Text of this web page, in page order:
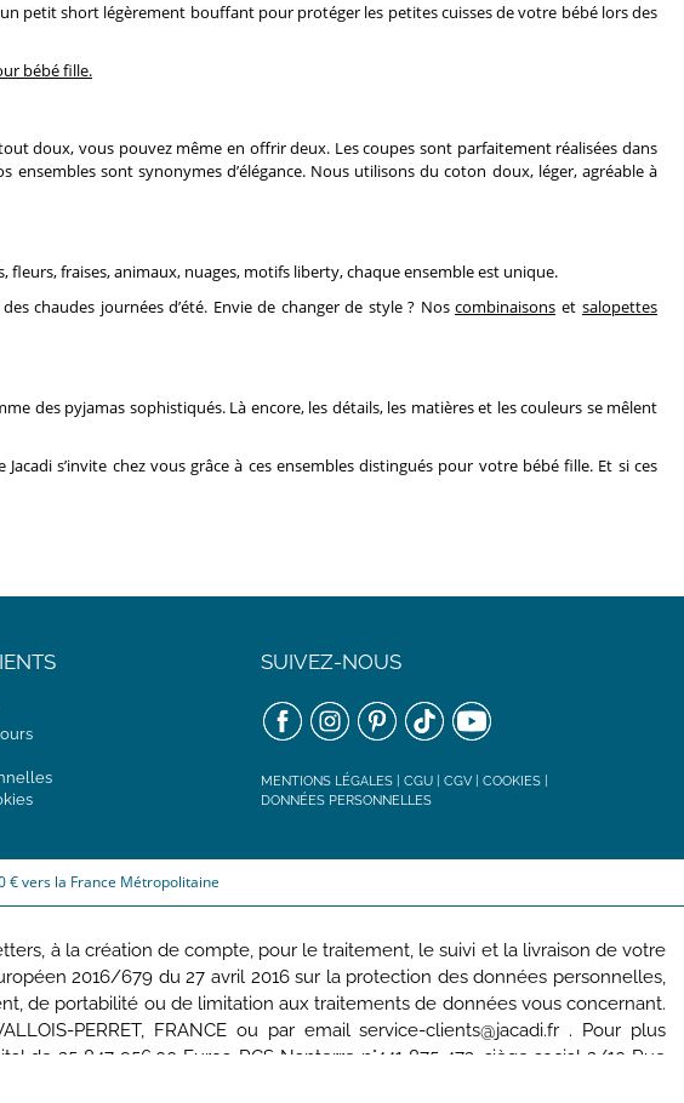
petit short légèrement bouffant pour protéger les petites cuisses de votre bébé lors des
bébé fille.
doux, vous pouvez même en offrir deux. Les coupes sont parfaitement réalisées dans
sont synonymes d’élégance. Nous utilisons du coton doux, léger, agréable à
fleurs, fraises, animaux, nuages, motifs liberty, chaque ensemble est unique.
chaudes journées d’été. Envie de changer de style ? Nos combinaisons et salopettes
des pyjamas sophistiqués. Là encore, les détails, les matières et les couleurs se mêlent
s’invite chez vous grâce à ces ensembles distingués pour votre bébé fille. Et si ces
SUIVEZ-NOUS
MENTIONS LÉGALES CGU CGV| COOKIES
DONNÉES PERSONNELLES
€ vers la France Métropolitaine
à la création de compte, pour le traitement, le suivi et la livraison de votre
2016/679 du 27 avril 2016 sur la protection des données personnelles,
de portabilité ou de limitation aux traitements de données vous concernant.
PERRET, FRANCE ou par email service-clients@jacadi.fr . Pour plus
de 25 847 956,00 Euros, RCS Nanterre n°441 875 473, siège social 2/10 Rue